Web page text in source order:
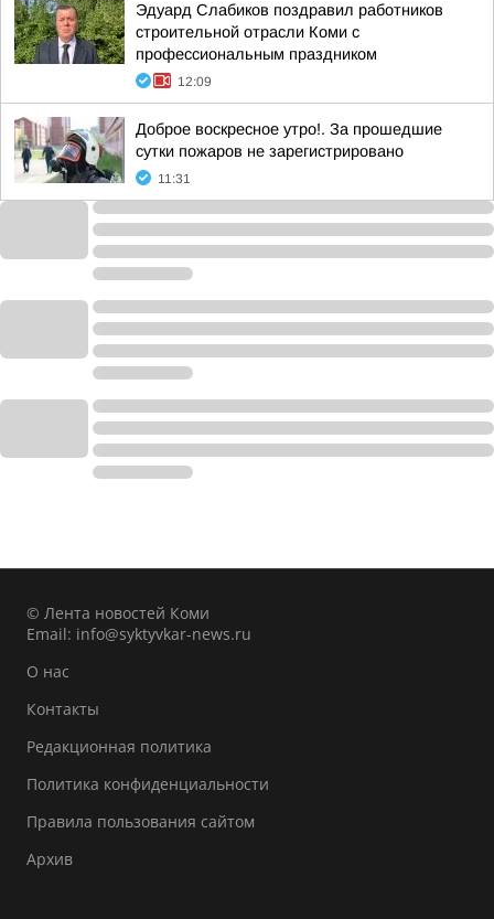
Эдуард Слабиков поздравил работников
строительной отрасли Коми с
профессиональным праздником
12:09
Доброе воскресное утро!. За прошедшие
сутки пожаров не зарегистрировано
11:31
© Лента новостей Коми
Email: info@syktyvkar-news.ru
О нас
Контакты
Редакционная политика
Политика конфиденциальности
Правила пользования сайтом
Архив